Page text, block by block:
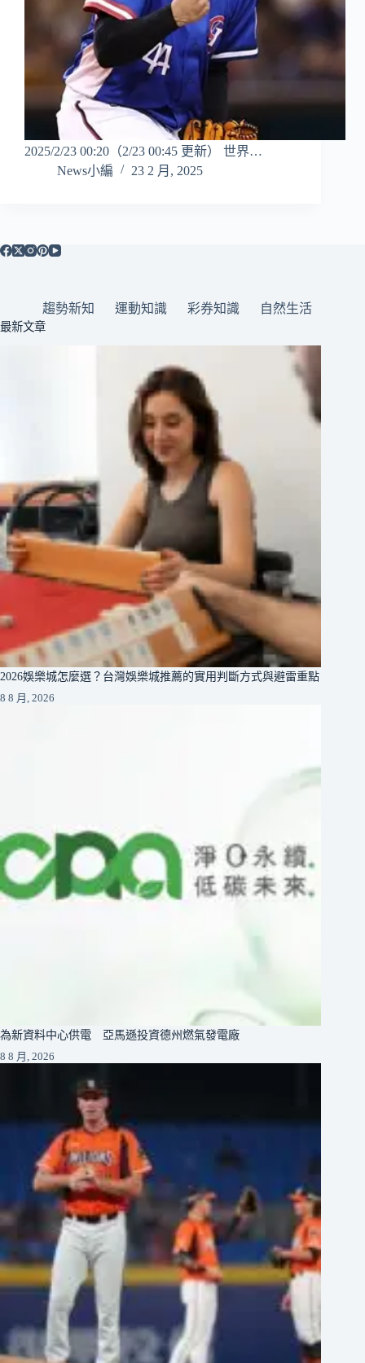
2025/2/23 00:20（2/23 00:45 更新） 世界…
News小編
23 2 月, 2025
趨勢新知 運動知識 彩券知識 自然生活
最新文章
2026娛樂城怎麼選？台灣娛樂城推薦的實用判斷方式與避雷重點
8 8 月, 2026
為新資料中心供電 亞馬遜投資德州燃氣發電廠
8 8 月, 2026